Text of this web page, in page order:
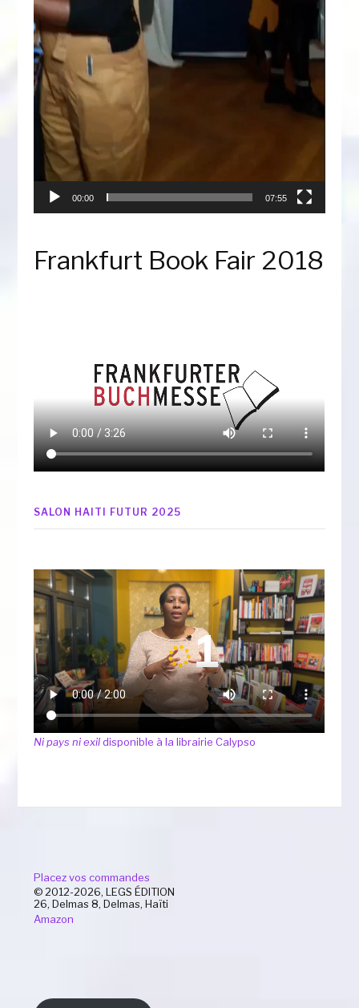
00:00 07:55
Frankfurt Book Fair 2018
SALON HAITI FUTUR 2025
Ni pays ni exildisponible à la librairie Calypso
Placez vos commandes
© 2012-2026, LEGS ÉDITION
26, Delmas 8, Delmas, Haïti
Amazon